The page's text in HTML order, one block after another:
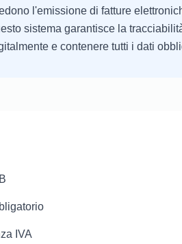
l'emissione di fatture
sistema garantisce la
e contenere tutti i dati
IVA